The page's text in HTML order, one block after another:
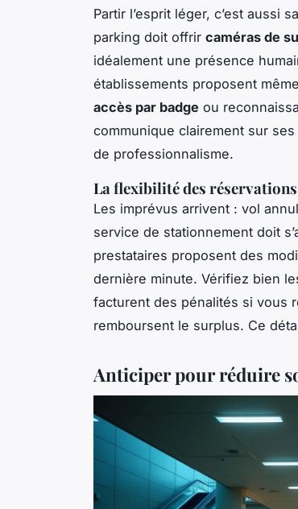
Partir l’esprit léger, c’est aussi
parking doit offrir caméras de
idéalement une présence
établissements proposent
accès par badge ou
communique clairement sur
de professionnalisme.
La flexibilité des réservations
Les imprévus arrivent : vol
service de stationnement doit
prestataires proposent des
dernière minute. Vérifiez bien
facturent des pénalités si vous
remboursent le surplus. Ce
Anticiper pour réduire